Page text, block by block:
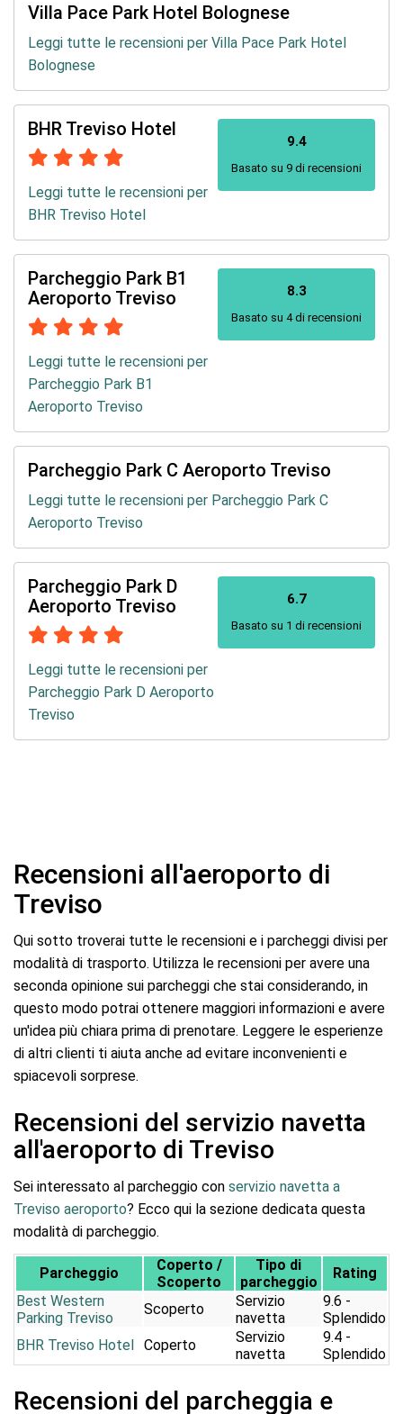
Villa Pace Park Hotel Bolognese
Leggi tutte le recensioni per Villa Pace Park Hotel
Bolognese
BHR Treviso Hotel
Leggi tutte le recensioni per
BHR Treviso Hotel
9.4
Basato su 9 di recensioni
Parcheggio Park B1
Aeroporto Treviso
Leggi tutte le recensioni per
Parcheggio Park B1
Aeroporto Treviso
8.3
Basato su 4 di recensioni
Parcheggio Park C Aeroporto Treviso
Leggi tutte le recensioni per Parcheggio Park C
Aeroporto Treviso
Parcheggio Park D
Aeroporto Treviso
Leggi tutte le recensioni per
Parcheggio Park D Aeroporto
Treviso
6.7
Basato su 1 di recensioni
Recensioni all'aeroporto di
Treviso
Qui sotto troverai tutte le recensioni e i parcheggi divisi per
modalità di trasporto. Utilizza le recensioni per avere una
seconda opinione sui parcheggi che stai considerando, in
questo modo potrai ottenere maggiori informazioni e avere
un'idea più chiara prima di prenotare. Leggere le esperienze
di altri clienti ti aiuta anche ad evitare inconvenienti e
spiacevoli sorprese.
Recensioni del servizio navetta
all'aeroporto di Treviso
Sei interessato al parcheggio con servizio navetta a
Treviso aeroporto? Ecco qui la sezione dedicata questa
modalità di parcheggio.
Parcheggio
Coperto /
Scoperto
Tipo di
parcheggio
Rating
Best Western
Parking Treviso
Scoperto
Servizio
navetta
9.6 -
Splendido
BHR Treviso Hotel
Coperto
Servizio
navetta
9.4 -
Splendido
Recensioni del parcheggia e